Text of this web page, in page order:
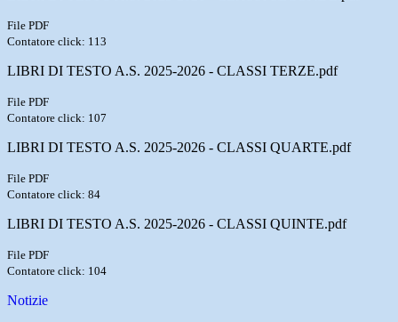
File PDF
Contatore click: 113
LIBRI DI TESTO A.S. 2025-2026 - CLASSI TERZE.pdf
File PDF
Contatore click: 107
LIBRI DI TESTO A.S. 2025-2026 - CLASSI QUARTE.pdf
File PDF
Contatore click: 84
LIBRI DI TESTO A.S. 2025-2026 - CLASSI QUINTE.pdf
File PDF
Contatore click: 104
Notizie